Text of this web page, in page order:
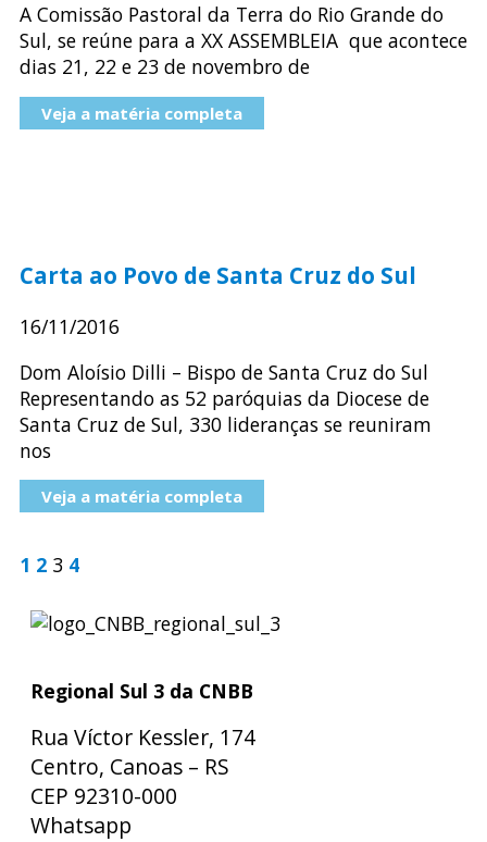
A Comissão Pastoral da Terra do Rio Grande do
Sul, se reúne para a XX ASSEMBLEIA que acontece
dias 21, 22 e 23 de novembro de
Veja a matéria completa
Carta ao Povo de Santa Cruz do Sul
16/11/2016
Dom Aloísio Dilli – Bispo de Santa Cruz do Sul
Representando as 52 paróquias da Diocese de
Santa Cruz de Sul, 330 lideranças se reuniram
nos
Veja a matéria completa
1 2 3 4
Regional Sul 3 da CNBB
Rua Víctor Kessler, 174
Centro, Canoas – RS
CEP 92310-000
Whatsapp